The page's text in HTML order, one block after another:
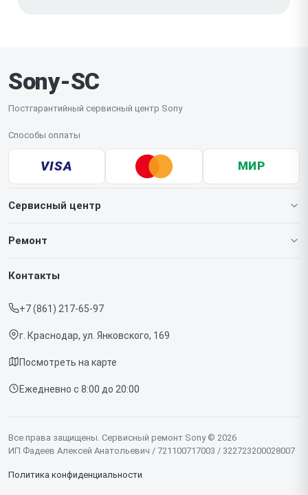
Sony-SC
Постгарантийный сервисный центр Sony
Способы оплаты
VISA МИР
Сервисный центр
О нашем сервисе
Срочный ремонт
Доставка и способы оплаты
Диагностика
Контакты
Ремонт
Игровых приставок
Саундбаров
Контакты
+7 (861) 217-65-97
г. Краснодар, ул. Янковского, 169
Посмотреть на карте
Ежедневно с 8:00 до 20:00
Все права защищены. Сервисный ремонт Sony © 2026
ИП Фадеев Алексей Анатольевич / 721100717003 / 322723200028007
Политика конфиденциальности